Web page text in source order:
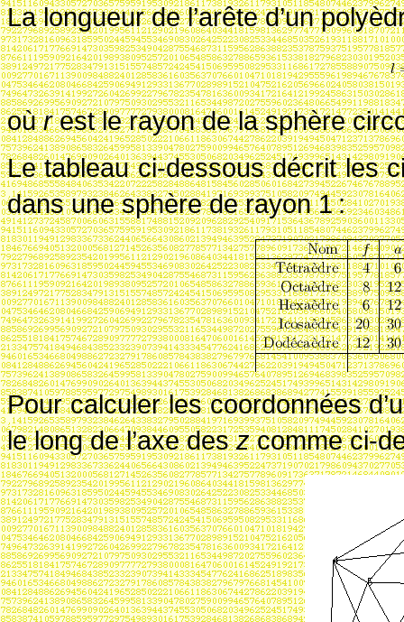
La longueur de l’arête d’un
oùrest le rayon de la sphère
Le tableau ci-dessous décrit les
dans une sphère de rayon 1:
Pour calculer les coordonnées
le long de l’axe deszcomme ci-